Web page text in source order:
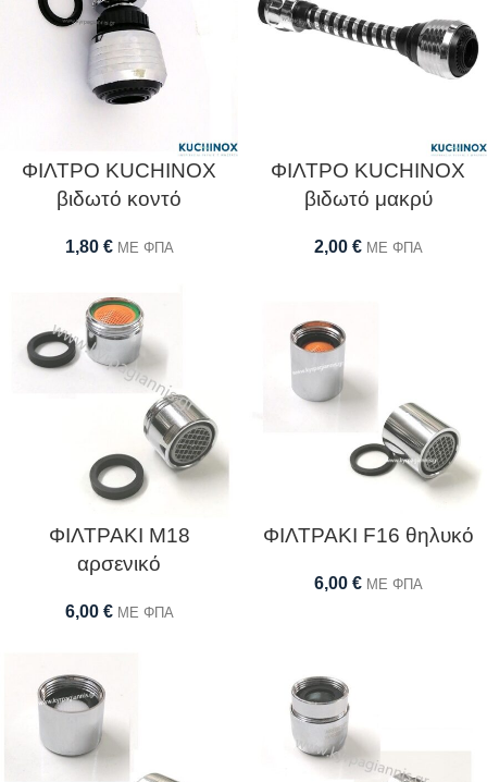
ΦΙΛΤΡΟ KUCHINOX
βιδωτό κοντό
1,80 € ΜΕ ΦΠΑ
ΦΙΛΤΡΟ KUCHINOX
βιδωτό μακρύ
2,00 € ΜΕ ΦΠΑ
ΦΙΛΤΡΑΚΙ Μ18
αρσενικό
6,00 € ΜΕ ΦΠΑ
ΦΙΛΤΡΑΚΙ F16 θηλυκό
6,00 € ΜΕ ΦΠΑ